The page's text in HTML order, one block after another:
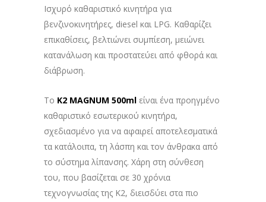
Ισχυρό καθαριστικό κινητήρα για
βενζινοκινητήρες, diesel και LPG. Καθαρίζει
επικαθίσεις, βελτιώνει συμπίεση, μειώνει
κατανάλωση και προστατεύει από φθορά και
διάβρωση.
Το K2 MAGNUM 500ml είναι ένα προηγμένο
καθαριστικό εσωτερικού κινητήρα,
σχεδιασμένο για να αφαιρεί αποτελεσματικά
τα κατάλοιπα, τη λάσπη και τον άνθρακα από
το σύστημα λίπανσης. Χάρη στη σύνθεση
του, που βασίζεται σε 30 χρόνια
τεχνογνωσίας της K2, διεισδύει στα πιο